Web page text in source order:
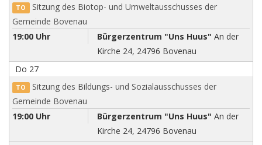
TO Sitzung des Biotop- und Umweltausschusses der
Gemeinde Bovenau
19:00 Uhr
Bürgerzentrum "Uns Huus" An der
Kirche 24, 24796 Bovenau
Do 27
TO Sitzung des Bildungs- und Sozialausschusses der
Gemeinde Bovenau
19:00 Uhr
Bürgerzentrum "Uns Huus" An der
Kirche 24, 24796 Bovenau